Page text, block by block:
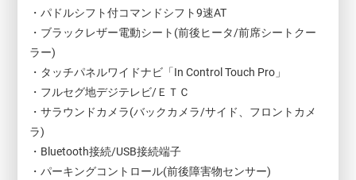
・パドルシフト付コマンドシフト9速AT
・ブラックレザー電動シート(前後ヒータ/前席シートクー
ラー)
・タッチパネルワイドナビ「In Control Touch Pro」
・フルセグ地デジテレビ/ＥＴＣ
・サラウンドカメラ(バックカメラ/サイド、フロントカメ
ラ)
・Bluetooth接続/USB接続端子
・パーキングコントロール(前後障害物センサー)